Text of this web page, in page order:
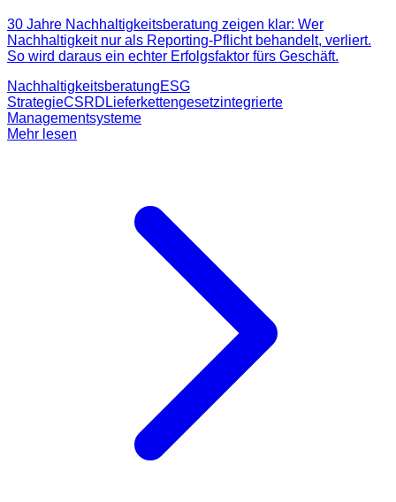
30 Jahre Nachhaltigkeitsberatung zeigen klar: Wer
Nachhaltigkeit nur als Reporting-Pflicht behandelt, verliert.
So wird daraus ein echter Erfolgsfaktor fürs Geschäft.
NachhaltigkeitsberatungESG
StrategieCSRD Lieferkettengesetzintegrierte
Managementsysteme
Mehr lesen